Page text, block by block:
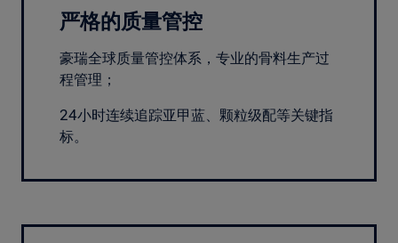
严格的质量管控
豪瑞全球质量管控体系，专业的骨料生产过
程管理；
24小时连续追踪亚甲蓝、颗粒级配等关键指
标。